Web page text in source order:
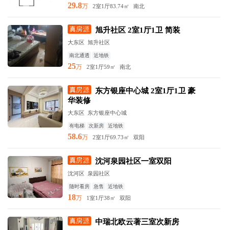
29.8万 2室1厅83.74㎡ 南北
旭升社区 2室1厅1卫 简装
大东区 旭升社区
南北通透 近地铁
25万 2室1厅59㎡ 南北
东方银座中心城 2室1厅1卫 豪
华装修
大东区 东方银座中心城
有电梯 次新房 近地铁
58.6万 2室1厅69.73㎡ 双阳
沈河泉园社区一室双阳
沈河区 泉园社区
随时看房 急售 近地铁
18万 1室1厅38㎡ 双阳
中瑞北欧云著三室次新房